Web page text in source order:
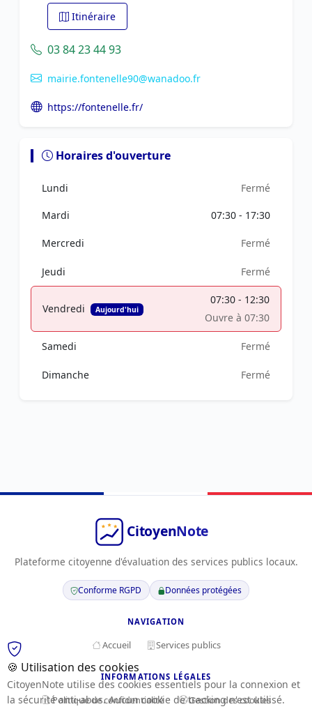
Itinéraire
03 84 23 44 93
mairie.fontenelle90@wanadoo.fr
https://fontenelle.fr/
Horaires d'ouverture
Lundi Fermé
Mardi 07:30 - 17:30
Mercredi Fermé
Jeudi Fermé
Vendredi Aujourd'hui
07:30 - 12:30
Ouvre à 07:30
Samedi Fermé
Dimanche Fermé
Plateforme citoyenne d'évaluation des services publics locaux.
Conforme RGPD Données protégées
NAVIGATION
Accueil Services publics
INFORMATIONS LÉGALES
Politique de confidentialité Gestion des cookies
🍪 Utilisation des cookies
CitoyenNote utilise des cookies essentiels pour la connexion et
la sécurité anti-abus. Aucun cookie de tracking n'est utilisé.